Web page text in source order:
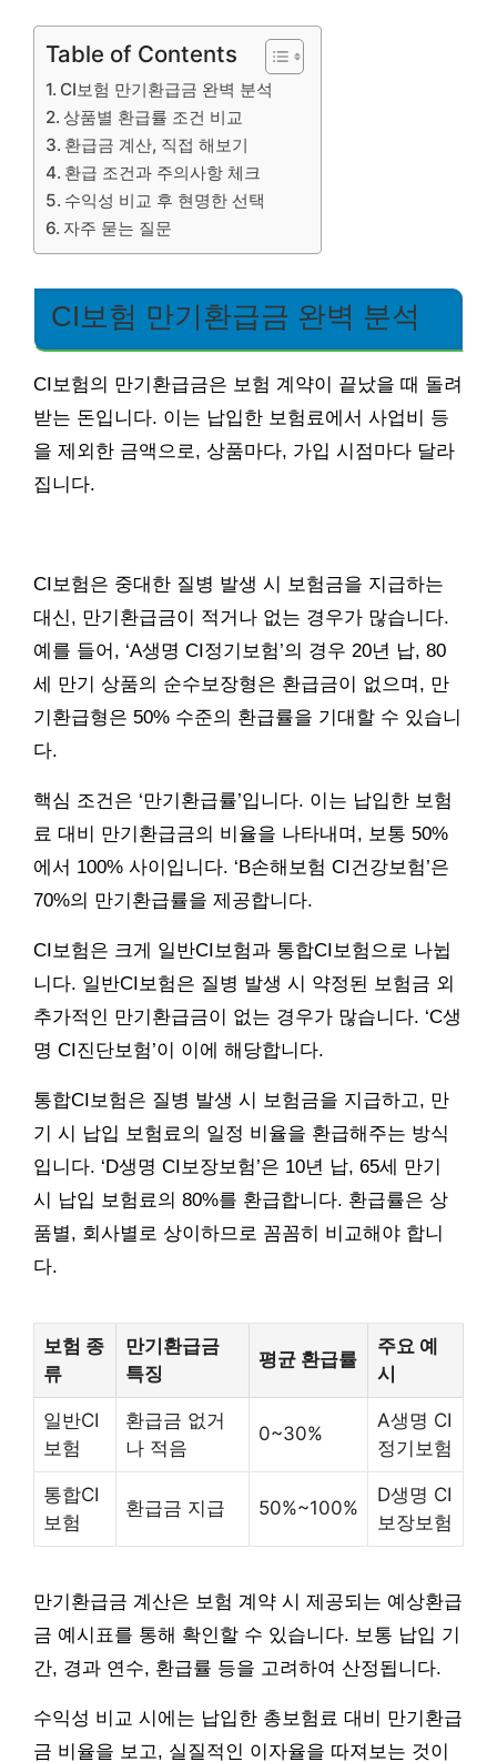
Table of Contents
CI보험 만기환급금 완벽 분석
상품별 환급률 조건 비교
환급금 계산, 직접 해보기
환급 조건과 주의사항 체크
수익성 비교 후 현명한 선택
자주 묻는 질문
CI보험 만기환급금 완벽 분석
CI보험의 만기환급금은 보험 계약이 끝났을 때 돌려
받는 돈입니다. 이는 납입한 보험료에서 사업비 등
을 제외한 금액으로, 상품마다, 가입 시점마다 달라
집니다.
CI보험은 중대한 질병 발생 시 보험금을 지급하는
대신, 만기환급금이 적거나 없는 경우가 많습니다.
예를 들어, ‘A생명 CI정기보험’의 경우 20년 납, 80
세 만기 상품의 순수보장형은 환급금이 없으며, 만
기환급형은 50% 수준의 환급률을 기대할 수 있습니
다.
핵심 조건은 ‘만기환급률’입니다. 이는 납입한 보험
료 대비 만기환급금의 비율을 나타내며, 보통 50%
에서 100% 사이입니다. ‘B손해보험 CI건강보험’은
70%의 만기환급률을 제공합니다.
CI보험은 크게 일반CI보험과 통합CI보험으로 나뉩
니다. 일반CI보험은 질병 발생 시 약정된 보험금 외
추가적인 만기환급금이 없는 경우가 많습니다. ‘C생
명 CI진단보험’이 이에 해당합니다.
통합CI보험은 질병 발생 시 보험금을 지급하고, 만
기 시 납입 보험료의 일정 비율을 환급해주는 방식
입니다. ‘D생명 CI보장보험’은 10년 납, 65세 만기
시 납입 보험료의 80%를 환급합니다. 환급률은 상
품별, 회사별로 상이하므로 꼼꼼히 비교해야 합니
다.
보험 종
류
만기환급금
특징
평균 환급률
주요 예
시
일반CI
보험
환급금 없거
나 적음
0~30%
A생명 CI
정기보험
통합CI
보험
환급금 지급 50%~100%
D생명 CI
보장보험
만기환급금 계산은 보험 계약 시 제공되는 예상환급
금 예시표를 통해 확인할 수 있습니다. 보통 납입 기
간, 경과 연수, 환급률 등을 고려하여 산정됩니다.
수익성 비교 시에는 납입한 총보험료 대비 만기환급
금 비율을 보고, 실질적인 이자율을 따져보는 것이